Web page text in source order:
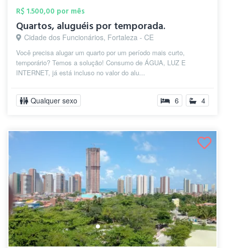
R$ 1.500,00 por mês
Quartos, aluguéis por temporada.
Cidade dos Funcionários, Fortaleza - CE
Você precisa alugar um quarto por um período mais curto,
temporário? Temos a solução! Consumo de ÁGUA, LUZ E
INTERNET, já está incluso no valor do alu...
Qualquer sexo 6 4